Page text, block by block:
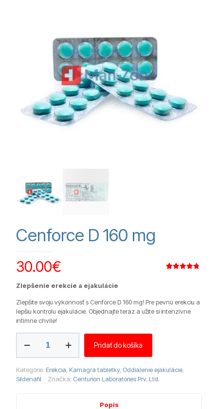
Cenforce D 160 mg
recenzií
30.00€
Zlepšenie erekcie a ejakulácie
Zlepšite svoju výkonnosť s Cenforce D 160 mg! Pre pevnú erekciu a
lepšiu kontrolu ejakulácie. Objednajte teraz a užite si intenzívne
intímne chvíle!
Cenforce
mg
Pridať do košíka
Kategórie: Erekcia Kamagra tabletky, Oddialenie ejakulácie
Sildenafil
Značka: Centurion Laboratories Prv. Ltd.
Popis